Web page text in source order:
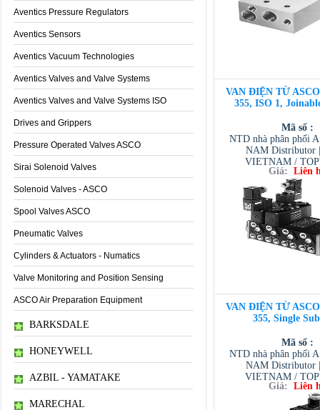
Aventics Pressure Regulators
Aventics Sensors
Aventics Vacuum Technologies
Aventics Valves and Valve Systems
Aventics Valves and Valve Systems ISO
Drives and Grippers
Pressure Operated Valves ASCO
Sirai Solenoid Valves
Solenoid Valves - ASCO
Spool Valves ASCO
Pneumatic Valves
Cylinders & Actuators - Numatics
Valve Monitoring and Position Sensing
ASCO Air Preparation Equipment
BARKSDALE
HONEYWELL
AZBIL - YAMATAKE
MARECHAL
VAN ĐIỆN TỪ ASCO
355, ISO 1,
Mã số :
NTD nhà phân phối
NAM Distributor
VIETNAM /
VIETNAM /
/ TESCOM
Giá: Liên
VAN ĐIỆN TỪ ASCO
355, Single
Mã số :
NTD nhà phân phối
NAM Distributor
VIETNAM /
VIETNAM /
/ TESCOM
Giá: Liên